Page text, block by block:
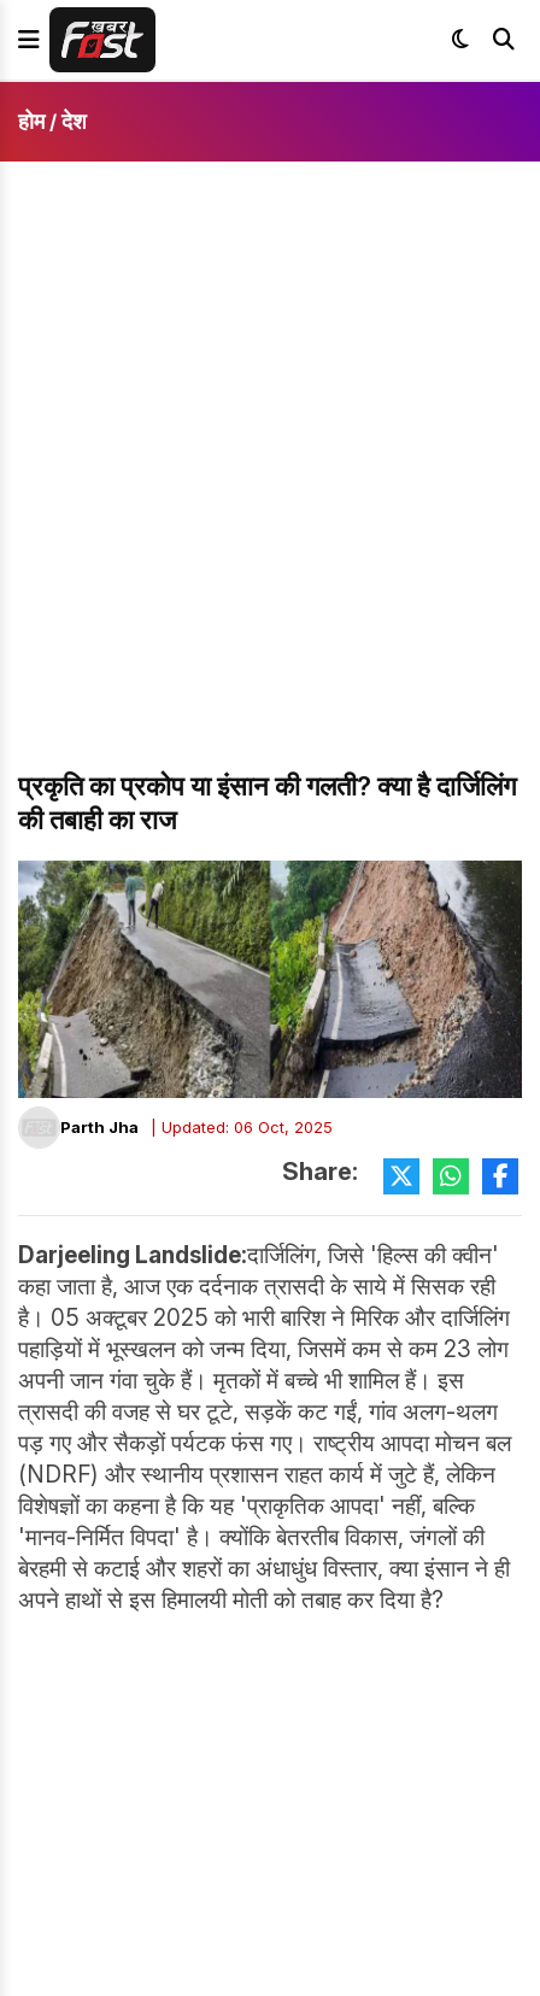
होम/ देश
प्रकृति का प्रकोप या इंसान की गलती? क्या है दार्जिलिंग
की तबाही का राज
Parth Jha | Updated: 06 Oct, 2025
Share:
Darjeeling Landslide:दार्जिलिंग, जिसे 'हिल्स की क्वीन'
कहा जाता है, आज एक दर्दनाक त्रासदी के साये में सिसक रही
है। 05 अक्टूबर 2025 को भारी बारिश ने मिरिक और दार्जिलिंग
पहाड़ियों में भूस्खलन को जन्म दिया, जिसमें कम से कम 23 लोग
अपनी जान गंवा चुके हैं। मृतकों में बच्चे भी शामिल हैं। इस
त्रासदी की वजह से घर टूटे, सड़कें कट गईं, गांव अलग-थलग
पड़ गए और सैकड़ों पर्यटक फंस गए। राष्ट्रीय आपदा मोचन बल
(NDRF) और स्थानीय प्रशासन राहत कार्य में जुटे हैं, लेकिन
विशेषज्ञों का कहना है कि यह 'प्राकृतिक आपदा' नहीं, बल्कि
'मानव-निर्मित विपदा' है। क्योंकि बेतरतीब विकास, जंगलों की
बेरहमी से कटाई और शहरों का अंधाधुंध विस्तार, क्या इंसान ने ही
अपने हाथों से इस हिमालयी मोती को तबाह कर दिया है?